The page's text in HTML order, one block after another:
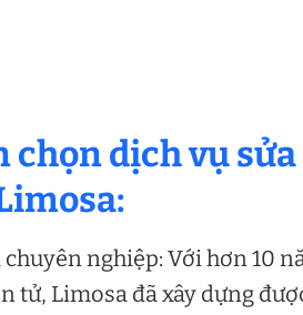
chọn dịch vụ
nghiệp: Với hơn 10
tử, Limosa đã xây dựng